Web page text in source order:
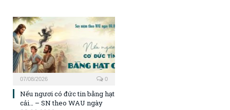
07/08/2026 0
Nếu ngươi có đức tin bằng hạt
cải… – SN theo WAU ngày